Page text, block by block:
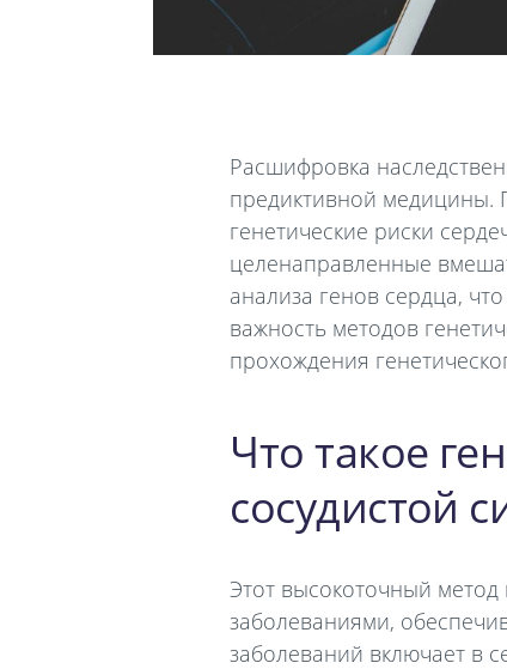
Расшифровка
предиктивной медицины.
генетические риски
целенаправленные
анализа генов сердца,
важность методов
прохождения
Что такое
сосудистой
Этот высокоточный
заболеваниями,
заболеваний включает в